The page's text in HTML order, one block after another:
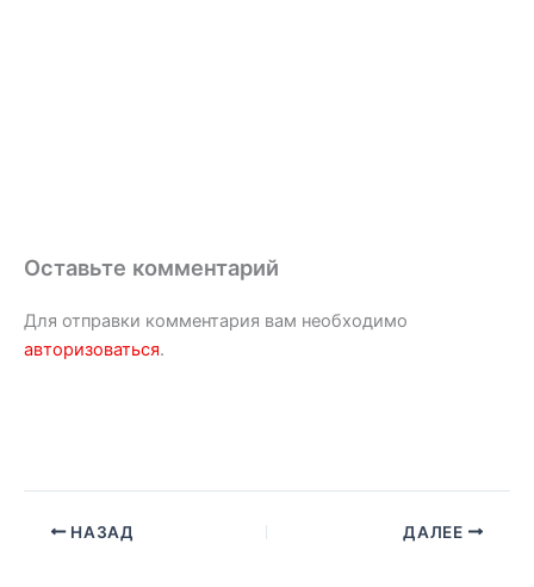
Оставьте комментарий
Для отправки комментария вам необходимо
авторизоваться.
НАЗАД ДАЛЕЕ